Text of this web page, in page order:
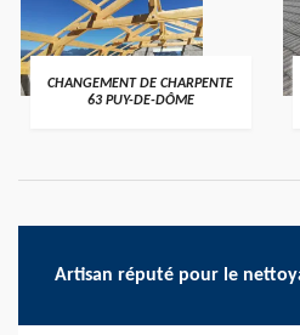
CHANGEMENT DE CHARPENTE
63 PUY-DE-DÔME
Artisan réputé pour le